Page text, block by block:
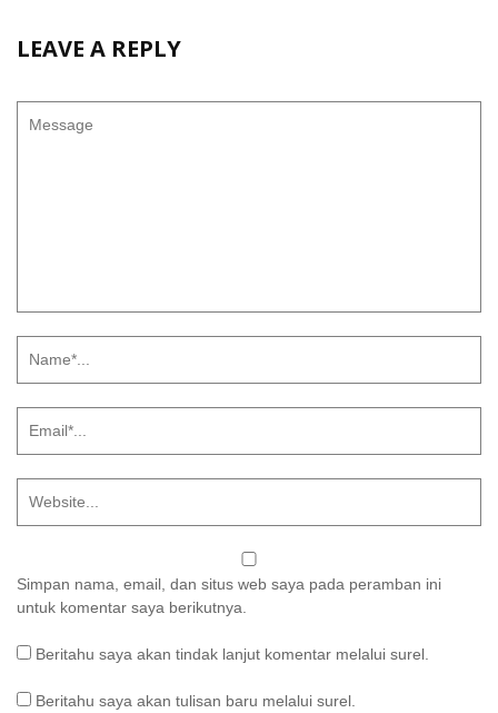
LEAVE A REPLY
Simpan nama, email, dan situs web saya pada peramban ini
untuk komentar saya berikutnya.
Beritahu saya akan tindak lanjut komentar melalui surel.
Beritahu saya akan tulisan baru melalui surel.